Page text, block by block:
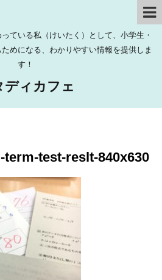
ている私（けいたく）として、小学生・
めになる、わかりやすい情報を提供しま
す！
ディカフェ
term-test-reslt-840x630